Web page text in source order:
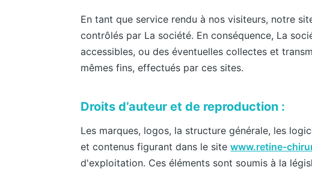
En tant que service rendu à nos visiteurs, notre
contrôlés par La société. En conséquence, La
accessibles, ou des éventuelles collectes et
mêmes fins, effectués par ces sites.
Droits d’auteur et de reproduction :
Les marques, logos, la structure générale, les
et contenus figurant dans le sitewww.retine-
d'exploitation. Ces éléments sont soumis à la